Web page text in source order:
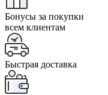
Бонусы за покупки
всем клиентам
Быстрая доставка